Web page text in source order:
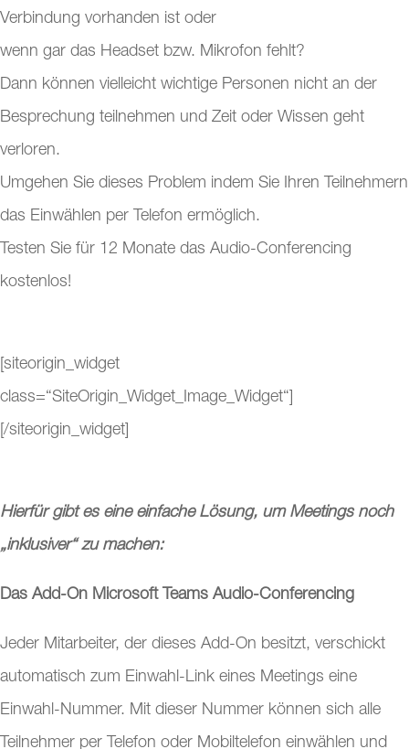
Verbindung vorhanden ist oder
wenn gar das Headset bzw. Mikrofon fehlt?
Dann können vielleicht wichtige Personen nicht an der
Besprechung teilnehmen und Zeit oder Wissen geht
verloren.
Umgehen Sie dieses Problem indem Sie Ihren Teilnehmern
das Einwählen per Telefon ermöglich.
Testen Sie für 12 Monate das Audio-Conferencing
kostenlos!
[siteorigin_widget
class=“SiteOrigin_Widget_Image_Widget“]
[/siteorigin_widget]
Hierfür gibt es eine einfache Lösung, um Meetings noch
„inklusiver“ zu machen:
Das Add-On Microsoft Teams Audio-Conferencing
Jeder Mitarbeiter, der dieses Add-On besitzt, verschickt
automatisch zum Einwahl-Link eines Meetings eine
Einwahl-Nummer. Mit dieser Nummer können sich alle
Teilnehmer per Telefon oder Mobiltelefon einwählen und